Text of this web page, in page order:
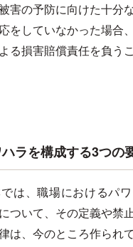
害の予防に向けた十分
をしていなかった場合
る損害賠償責任を負う
ラを構成する3つの
では、職場におけるパ
ついて、その定義や禁
は、今のところ作られて